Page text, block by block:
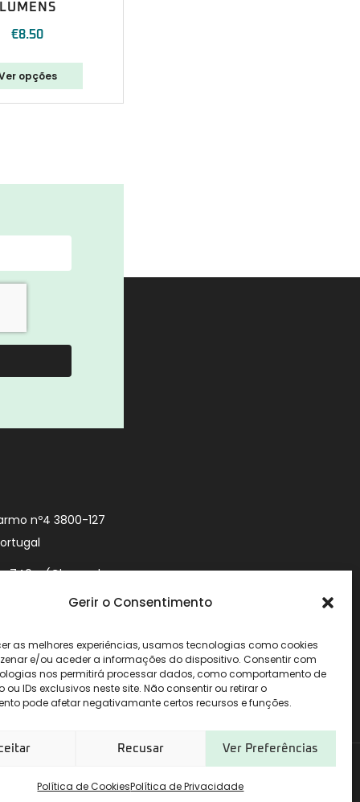
Gerir o Consentimento
as melhores experiências, usamos tecnologias como cookies
e/ou aceder a informações do dispositivo. Consentir com
nos permitirá processar dados, como comportamento de
IDs exclusivos neste site. Não consentir ou retirar o
pode afetar negativamante certos recursos e funções.
Recusar Ver Preferências
Política de CookiesPolítica de Privacidade
LUMENS
€8.50
opções
nº4 3800-127
740 (Chamada
móvel nacional)